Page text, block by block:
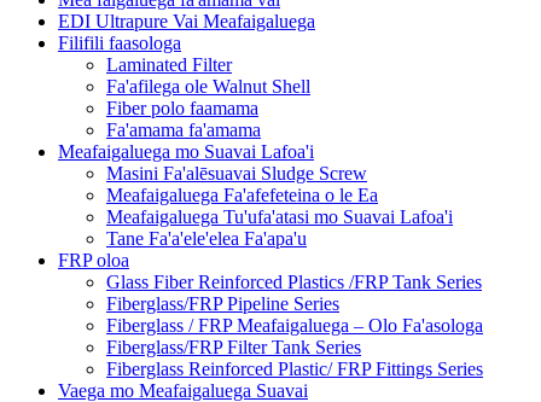
EDI Ultrapure Vai Meafaigaluega
Filifili faasologa
Laminated Filter
Fa'afilega ole Walnut Shell
Fiber polo faamama
Fa'amama fa'amama
Meafaigaluega mo Suavai Lafoa'i
Masini Fa'alēsuavai Sludge Screw
Meafaigaluega Fa'afefeteina o le Ea
Meafaigaluega Tu'ufa'atasi mo Suavai Lafoa'i
Tane Fa'a'ele'elea Fa'apa'u
FRP oloa
Glass Fiber Reinforced Plastics /FRP Tank Series
Fiberglass/FRP Pipeline Series
Fiberglass / FRP Meafaigaluega – Olo Fa'asologa
Fiberglass/FRP Filter Tank Series
Fiberglass Reinforced Plastic/ FRP Fittings Series
Vaega mo Meafaigaluega Suavai